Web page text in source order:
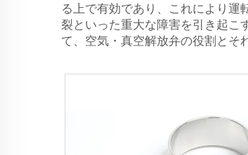
る上で有効であり、これにより運
裂といった重大な障害を引き起こ
て、空気・真空解放弁の役割とそ